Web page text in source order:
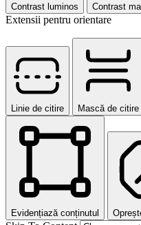
Contrast luminos Contrast
Extensii pentru orientare
Linie de citire Mască de citire
Evidențiază conținutul